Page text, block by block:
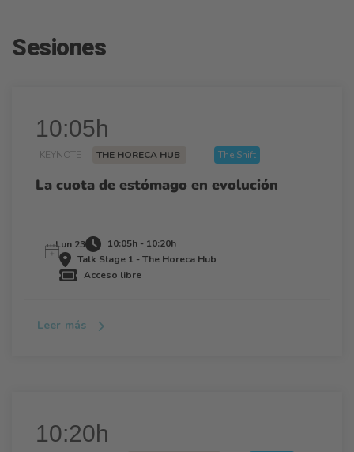
Sesiones
10:05h
KEYNOTE | THE HORECA HUB The Shift
La cuota de estómago en evolución
Lun 23
10:05h - 10:20h
Talk Stage 1 - The Horeca Hub
Acceso libre
Leer más
10:20h